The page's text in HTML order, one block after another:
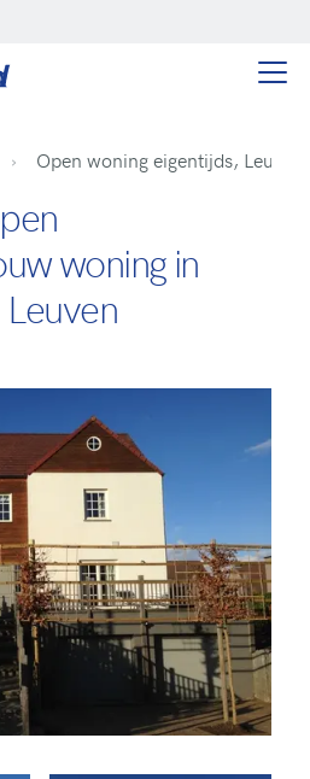
Open woning eigentijds, Leuven
woning in